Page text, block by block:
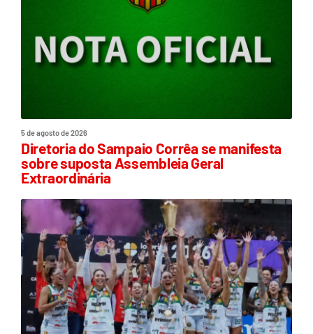
5 de agosto de 2026
Diretoria do Sampaio Corrêa se manifesta
sobre suposta Assembleia Geral
Extraordinária